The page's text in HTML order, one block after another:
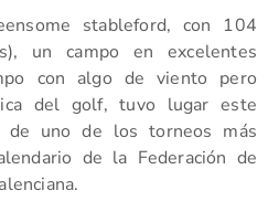
stableford, con 104
un campo en excelentes
con algo de viento pero
del golf, tuvo lugar este
de uno de los torneos más
de la Federación de